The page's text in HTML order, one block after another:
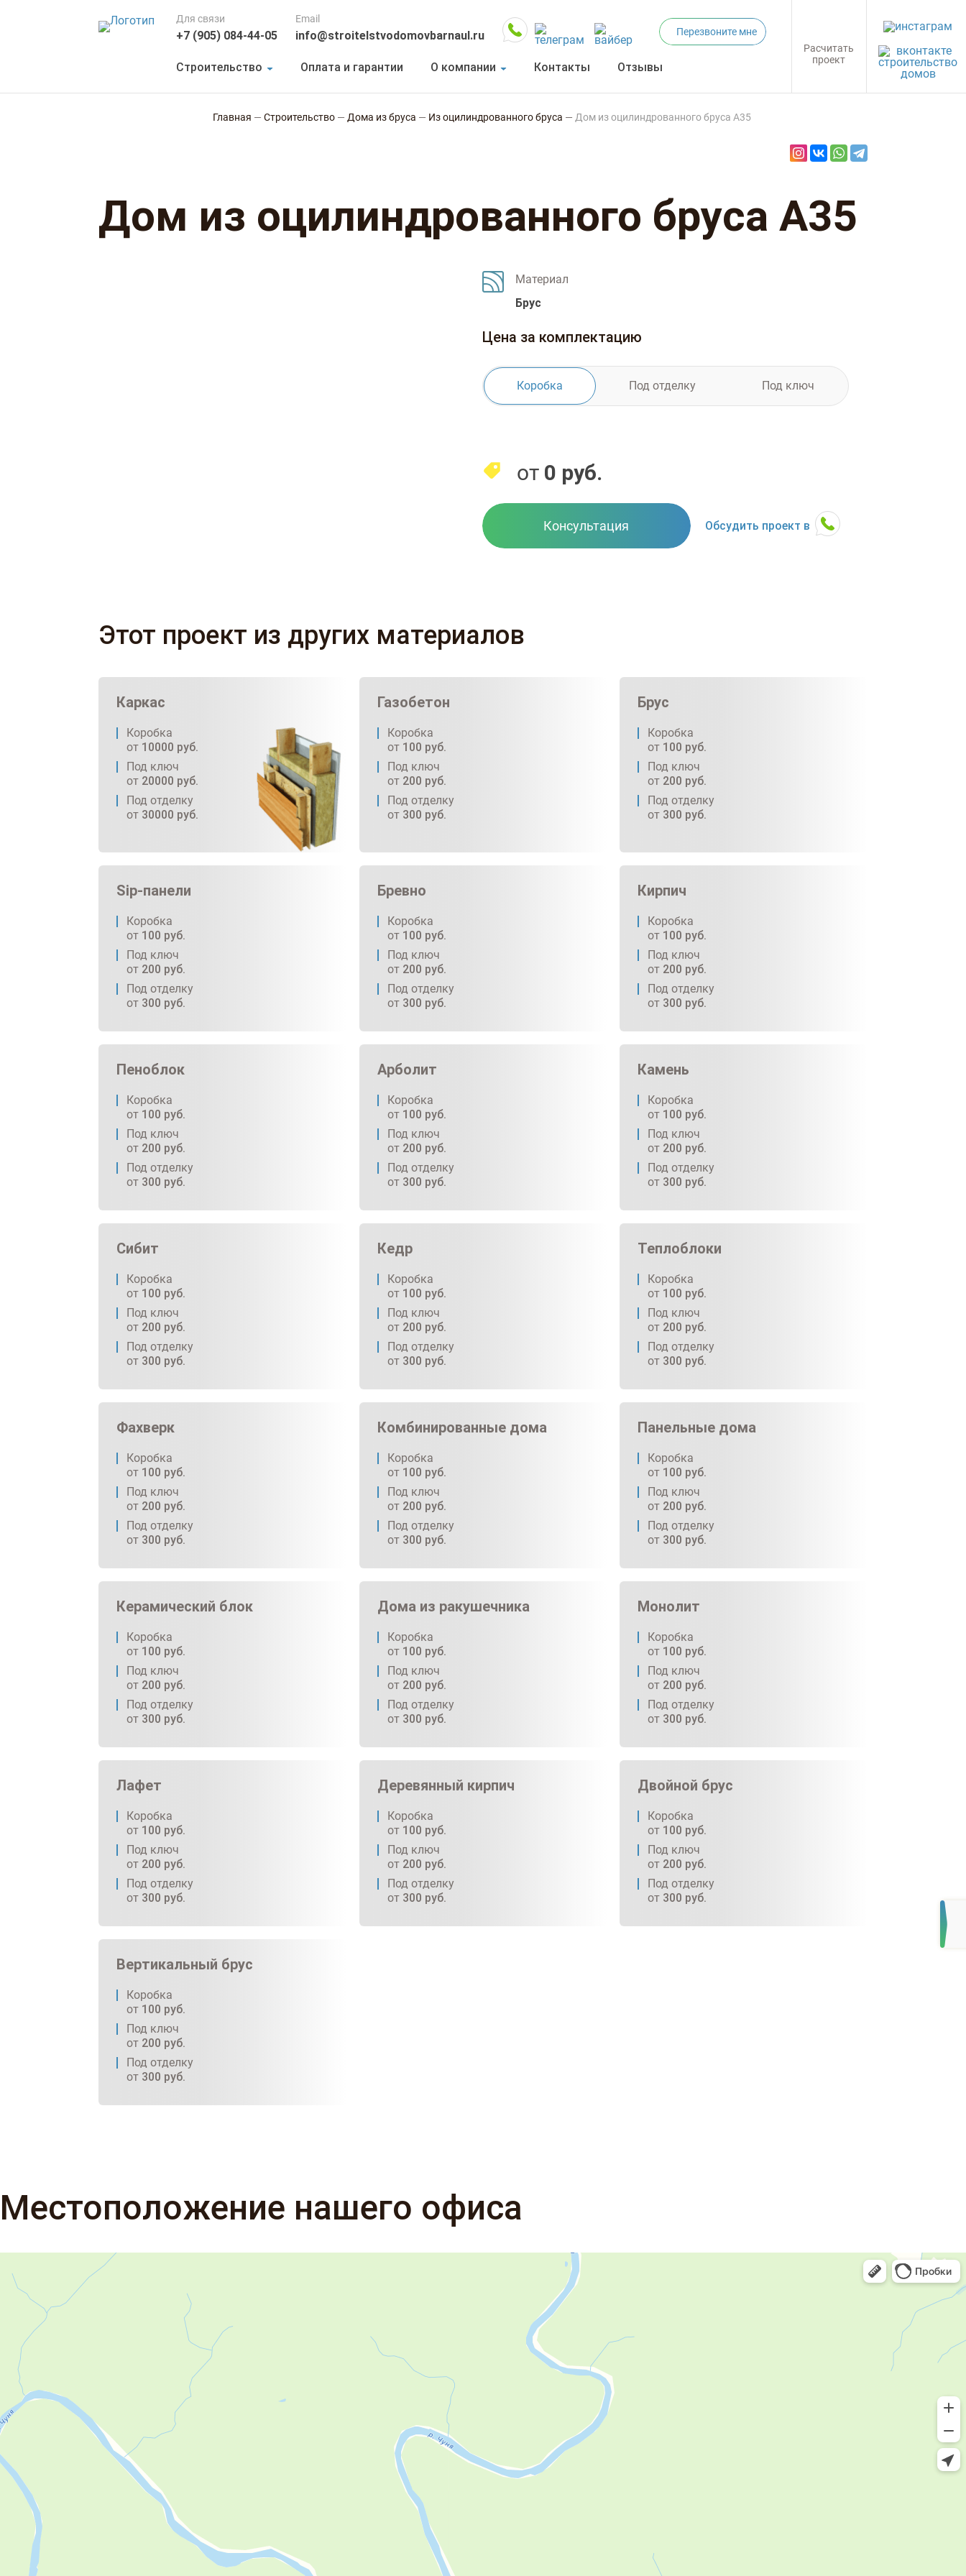
Для связи
+7 (905) 084-44-05
Email
info@stroitelstvodomovbarnaul.ru Перезвоните мне
Строительство Оплата и гарантии О компании Контакты Отзывы
Расчитать
проект
Главная — Строительство — Дома из бруса — Из оцилиндрованного бруса — Дом из оцилиндрованного бруса А35
Дом из оцилиндрованного бруса А35
Материал
Брус
Цена за комплектацию
Коробка Под отделку Под ключ
от 0 руб.
Консультация Обсудить проект в
Этот проект из других материалов
Каркас
Коробка
от 10000 руб.
Под ключ
от 20000 руб.
Под отделку
от 30000 руб.
Газобетон
Коробка
от 100 руб.
Под ключ
от 200 руб.
Под отделку
от 300 руб.
Брус
Коробка
от 100 руб.
Под ключ
от 200 руб.
Под отделку
от 300 руб.
Sip-панели
Коробка
от 100 руб.
Под ключ
от 200 руб.
Под отделку
от 300 руб.
Бревно
Коробка
от 100 руб.
Под ключ
от 200 руб.
Под отделку
от 300 руб.
Кирпич
Коробка
от 100 руб.
Под ключ
от 200 руб.
Под отделку
от 300 руб.
Пеноблок
Коробка
от 100 руб.
Под ключ
от 200 руб.
Под отделку
от 300 руб.
Арболит
Коробка
от 100 руб.
Под ключ
от 200 руб.
Под отделку
от 300 руб.
Камень
Коробка
от 100 руб.
Под ключ
от 200 руб.
Под отделку
от 300 руб.
Сибит
Коробка
от 100 руб.
Под ключ
от 200 руб.
Под отделку
от 300 руб.
Кедр
Коробка
от 100 руб.
Под ключ
от 200 руб.
Под отделку
от 300 руб.
Теплоблоки
Коробка
от 100 руб.
Под ключ
от 200 руб.
Под отделку
от 300 руб.
Фахверк
Коробка
от 100 руб.
Под ключ
от 200 руб.
Под отделку
от 300 руб.
Комбинированные дома
Коробка
от 100 руб.
Под ключ
от 200 руб.
Под отделку
от 300 руб.
Панельные дома
Коробка
от 100 руб.
Под ключ
от 200 руб.
Под отделку
от 300 руб.
Керамический блок
Коробка
от 100 руб.
Под ключ
от 200 руб.
Под отделку
от 300 руб.
Дома из ракушечника
Коробка
от 100 руб.
Под ключ
от 200 руб.
Под отделку
от 300 руб.
Монолит
Коробка
от 100 руб.
Под ключ
от 200 руб.
Под отделку
от 300 руб.
Лафет
Коробка
от 100 руб.
Под ключ
от 200 руб.
Под отделку
от 300 руб.
Деревянный кирпич
Коробка
от 100 руб.
Под ключ
от 200 руб.
Под отделку
от 300 руб.
Двойной брус
Коробка
от 100 руб.
Под ключ
от 200 руб.
Под отделку
от 300 руб.
Вертикальный брус
Коробка
от 100 руб.
Под ключ
от 200 руб.
Под отделку
от 300 руб.
Местоположение нашего офиса